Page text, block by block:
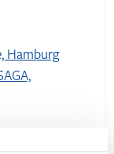
Hamburg